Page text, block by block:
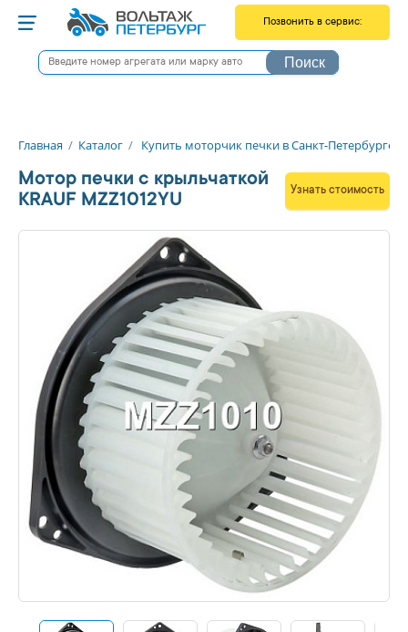
Позвонить в сервис:
Снятие / Установка
Литовская, 16В
Екатерининский пр-т, 5
+7 812 566-00-47
Поиск
Главная / Каталог / Купить моторчик печки в Санкт-Петербурге
Мотор печки c крыльчаткой
KRAUF MZZ1012YU
Узнать стоимость